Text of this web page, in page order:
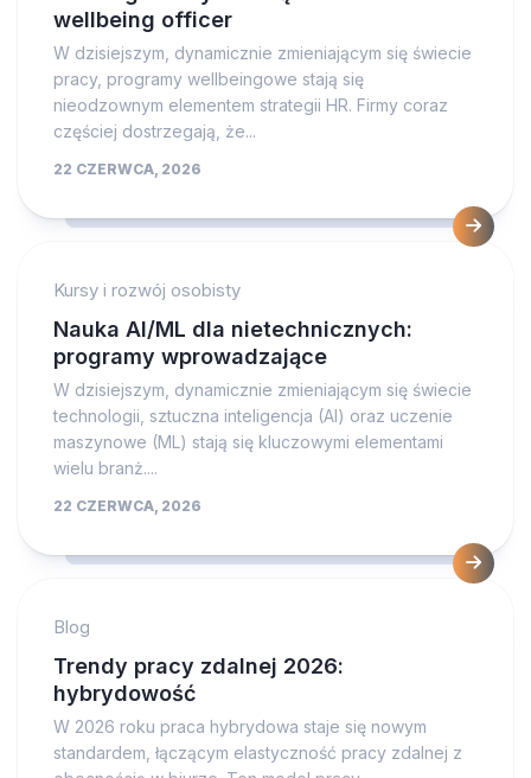
wellbeing officer
W dzisiejszym, dynamicznie zmieniającym się świecie
pracy, programy wellbeingowe stają się
nieodzownym elementem strategii HR. Firmy coraz
częściej dostrzegają, że...
22 CZERWCA, 2026
Kursy i rozwój osobisty
Nauka AI/ML dla nietechnicznych:
programy wprowadzające
W dzisiejszym, dynamicznie zmieniającym się świecie
technologii, sztuczna inteligencja (AI) oraz uczenie
maszynowe (ML) stają się kluczowymi elementami
wielu branż....
22 CZERWCA, 2026
Blog
Trendy pracy zdalnej 2026:
hybrydowość
W 2026 roku praca hybrydowa staje się nowym
standardem, łączącym elastyczność pracy zdalnej z